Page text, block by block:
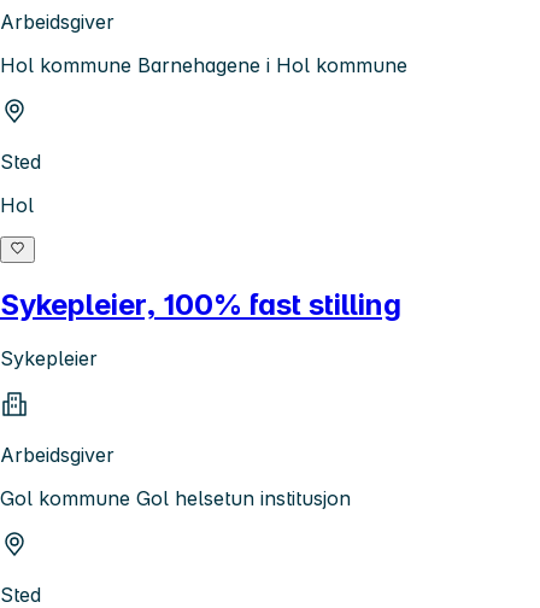
Arbeidsgiver
Hol kommune Barnehagene i Hol kommune
Sted
Hol
Sykepleier, 100% fast stilling
Sykepleier
Arbeidsgiver
Gol kommune Gol helsetun institusjon
Sted